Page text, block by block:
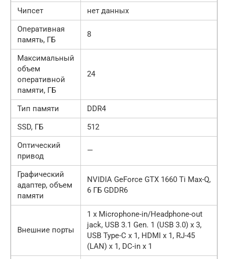
Чипсет
нет данных
Оперативная
память, ГБ
8
Максимальный
объем
оперативной
памяти, ГБ
24
Тип памяти
DDR4
SSD, ГБ
512
Оптический
привод
—
Графический
адаптер, объем
памяти
NVIDIA GeForce GTX 1660 Ti Max-Q,
6 ГБ GDDR6
Внешние порты
1 x Microphone-in/Headphone-out
jack, USB 3.1 Gen. 1 (USB 3.0) x 3,
USB Type-C x 1, HDMI x 1, RJ-45
(LAN) x 1, DC-in x 1